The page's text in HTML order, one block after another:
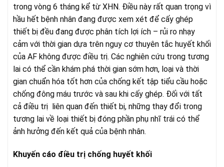
trong vòng 6 tháng kể từ XHN. Điều này rất quan trọng vì
hầu hết bệnh nhân đang được xem xét để cấy ghép
thiết bị đều đang được phân tích lợi ích – rủi ro nhạy
cảm với thời gian dựa trên nguy cơ thuyên tắc huyết khối
của AF không được điều trị. Các nghiên cứu trong tương
lai có thể cần khám phá thời gian sớm hơn, loại và thời
gian chuẩn hóa tốt hơn của chống kết tập tiểu cầu hoặc
chống đông máu trước và sau khi cấy ghép. Đối với tất
cả điều trị liên quan đến thiết bị, những thay đổi trong
tương lai về loại thiết bị đóng phần phụ nhĩ trái có thể
ảnh hưởng đến kết quả của bệnh nhân.
Khuyến cáo điều trị chống huyết khối